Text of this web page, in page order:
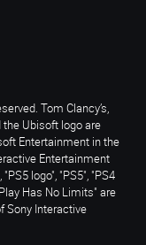
Tom Clancy’s,
the Ubisoft logo are
Entertainment in the
Entertainment
logo", "PS5", "PS4
Has No Limits" are
Sony Interactive